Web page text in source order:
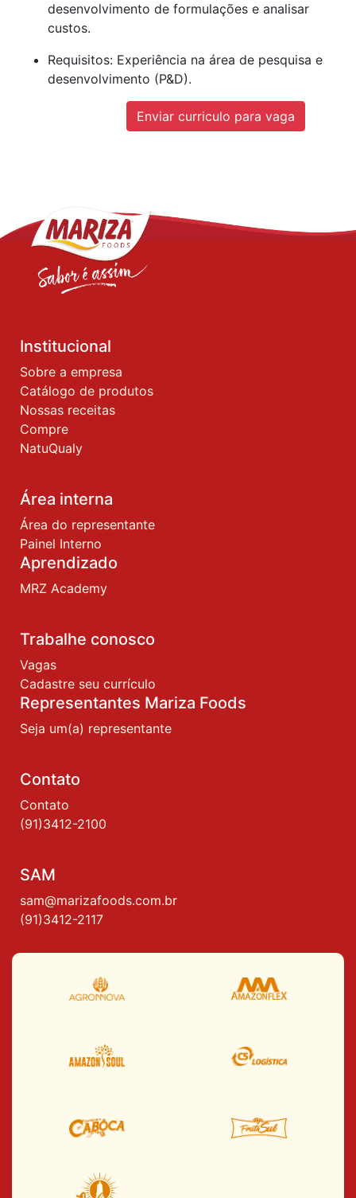
desenvolvimento de formulações e analisar
custos.
Requisitos: Experiência na área de pesquisa e
desenvolvimento (P&D).
Enviar curriculo para vaga
Institucional
Sobre a empresa
Catálogo de produtos
Nossas receitas
Compre
NatuQualy
Área interna
Área do representante
Painel Interno
Aprendizado
MRZ Academy
Trabalhe conosco
Vagas
Cadastre seu currículo
Representantes Mariza Foods
Seja um(a) representante
Contato
Contato
(91)3412-2100
SAM
sam@marizafoods.com.br
(91)3412-2117